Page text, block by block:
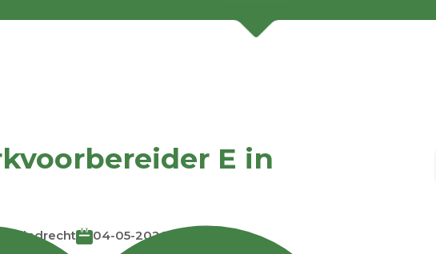
E in
Zwijndrecht 04-05-2026